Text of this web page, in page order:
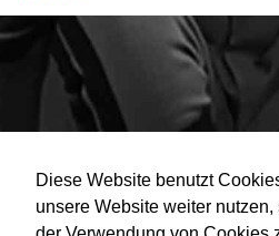
Diese Website benutzt
unsere Website weiter